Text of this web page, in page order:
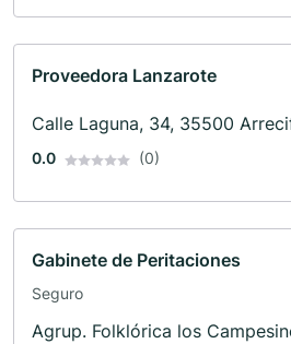
Proveedora Lanzarote
Calle Laguna, 34, 35500
0.0 (0)
Gabinete de Peritaciones
Seguro
Agrup. Folklórica los